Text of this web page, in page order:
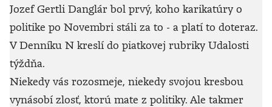
Jozef Gertli Danglár bol prvý, koho karikatúry o
politike po Novembri stáli za to - a platí to doteraz.
V Denníku N kreslí do piatkovej rubriky Udalosti
týždňa.
Niekedy vás rozosmeje, niekedy svojou kresbou
vynásobí zlosť, ktorú mate z politiky. Ale takmer